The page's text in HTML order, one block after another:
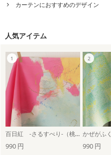
カーテンにおすすめのデザイン
人気アイテム
百日紅 -さるすべり-（桃色） かぜがふく
990 円 990 円